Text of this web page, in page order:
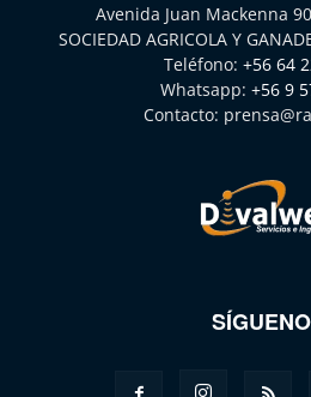
Avenida Juan Mackenna
SOCIEDAD AGRICOLA Y
Teléfono: +56 64
Whatsapp: +56 9
Contacto: